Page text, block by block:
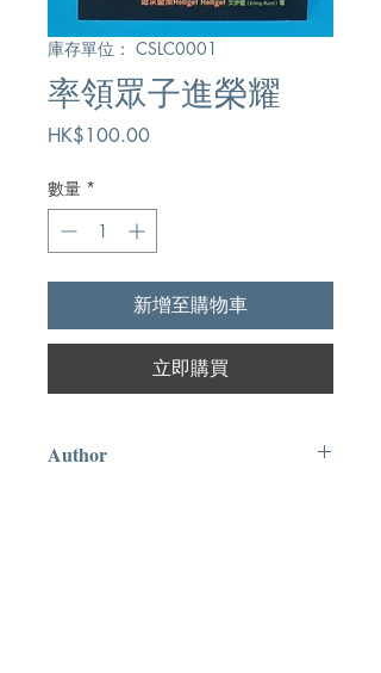
庫存單位： CSLC0001
率領眾子進榮耀
HK$100.00價
數量 *
新增至購物車
立即購買
Author